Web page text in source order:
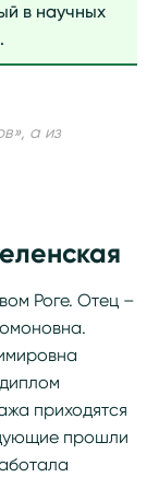
в научных
а из
Роге. Отец –
приходятся
прошли